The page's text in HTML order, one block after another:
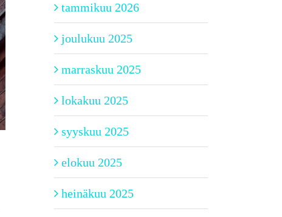
tammikuu 2026
joulukuu 2025
marraskuu 2025
lokakuu 2025
syyskuu 2025
elokuu 2025
heinäkuu 2025